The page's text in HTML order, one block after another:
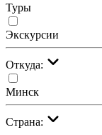
Туры
Экскурсии
Откуда:
Минск
Страна: